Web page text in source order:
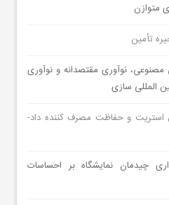
متوازن
تأمین
مصنوعی، نوآوری مقتصدانه و نوآوری
المللی سازی
استریت و حفاظت مصرف کننده داد-
چیدمان نمایشگاه بر احساسات